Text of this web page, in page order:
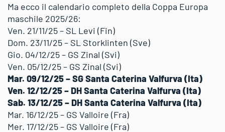
Ma ecco il calendario completo della Coppa Europa
maschile 2025/26:
Ven. 21/11/25 – SL Levi (Fin)
Dom. 23/11/25 – SL Storklinten (Sve)
Gio. 04/12/25 – GS Zinal (Svi)
Ven. 05/12/25 – GS Zinal (Svi)
Mar. 09/12/25 – SG Santa Caterina Valfurva (Ita)
Ven. 12/12/25 – DH Santa Caterina Valfurva (Ita)
Sab. 13/12/25 – DH Santa Caterina Valfurva (Ita)
Mar. 16/12/25 – GS Valloire (Fra)
Mer. 17/12/25 – GS Valloire (Fra)